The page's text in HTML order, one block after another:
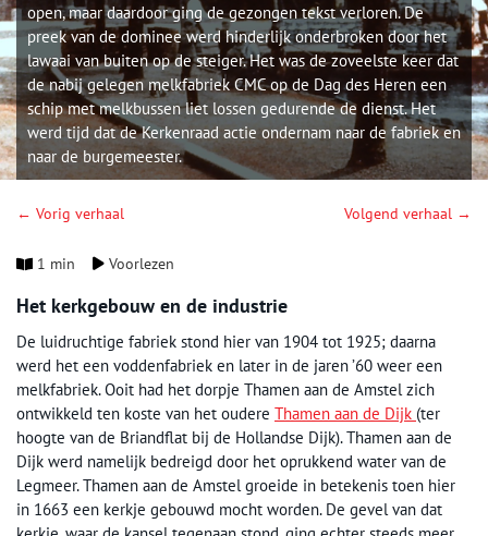
open, maar daardoor ging de gezongen tekst verloren. De
preek van de dominee werd hinderlijk onderbroken door het
lawaai van buiten op de steiger. Het was de zoveelste keer dat
de nabij gelegen melkfabriek CMC op de Dag des Heren een
schip met melkbussen liet lossen gedurende de dienst. Het
werd tijd dat de Kerkenraad actie ondernam naar de fabriek en
naar de burgemeester.
← Vorig verhaal Volgend verhaal →
1 min Voorlezen
Het kerkgebouw en de industrie
De luidruchtige fabriek stond hier van 1904 tot 1925; daarna
werd het een voddenfabriek en later in de jaren ’60 weer een
melkfabriek. Ooit had het dorpje Thamen aan de Amstel zich
ontwikkeld ten koste van het oudere Thamen aan de Dijk (ter
hoogte van de Briandflat bij de Hollandse Dijk). Thamen aan de
Dijk werd namelijk bedreigd door het oprukkend water van de
Legmeer. Thamen aan de Amstel groeide in betekenis toen hier
in 1663 een kerkje gebouwd mocht worden. De gevel van dat